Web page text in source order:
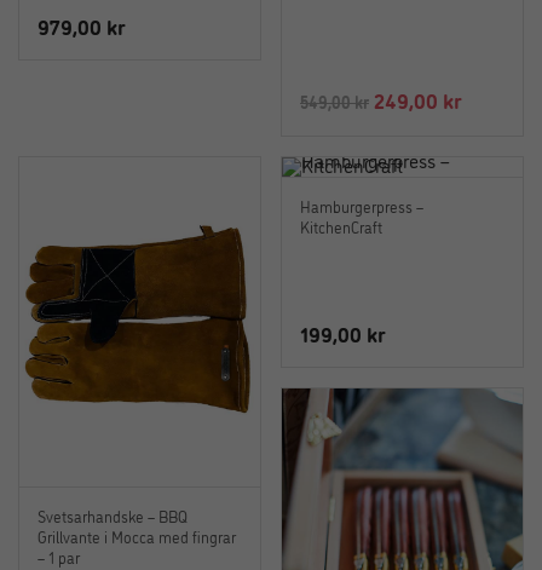
979,00 kr
549,00kr Det
priset
549,00 kr.
249,00 krDet
Hamburgerpress –
KitchenCraft
199,00 kr
Svetsarhandske – BBQ
Grillvante i Mocca med fingrar
– 1 par